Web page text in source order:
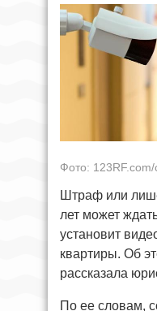
Фото:
Штраф или
лет может
установит
квартиры. Об
рассказала
По ее словам,